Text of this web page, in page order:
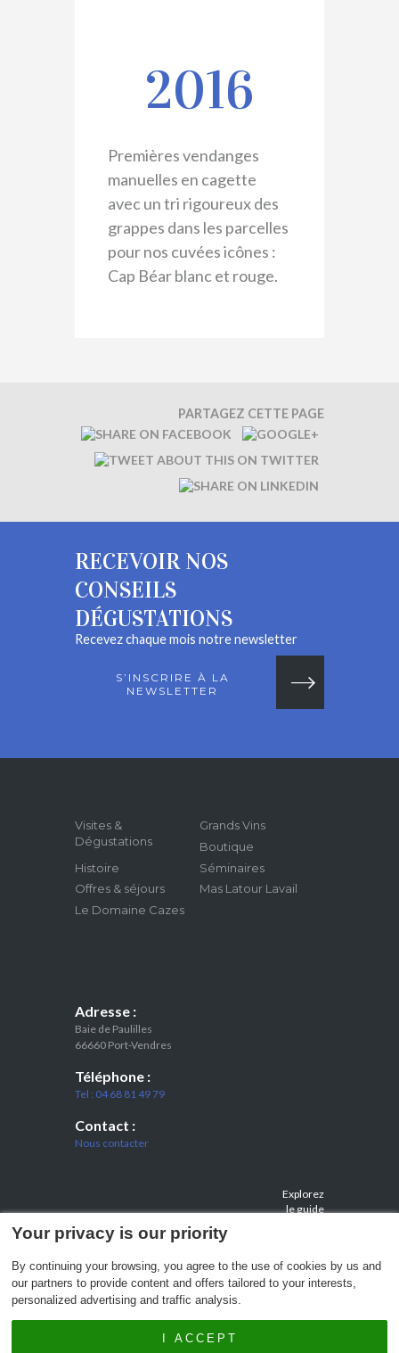
2016
Premières vendanges
manuelles en cagette
avec un tri rigoureux des
grappes dans les parcelles
pour nos cuvées icônes :
Cap Béar blanc et rouge.
PARTAGEZ CETTE PAGE
RECEVOIR NOS
CONSEILS
DÉGUSTATIONS
Recevez chaque mois notre newsletter
S’INSCRIRE À LA
NEWSLETTER
Visites &
Dégustations
Grands Vins
Boutique
Histoire
Séminaires
Offres & séjours
Mas Latour Lavail
Le Domaine Cazes
Adresse :
Baie de Paulilles
66660 Port-Vendres
Téléphone :
Tel : 04 68 81 49 79
Contact :
Nous contacter
Explorez
le guide
pour plus
d’idées
Your privacy is our priority
By continuing your browsing, you agree to the use of cookies by us and
our partners to provide content and offers tailored to your interests,
personalized advertising and traffic analysis.
I ACCEPT